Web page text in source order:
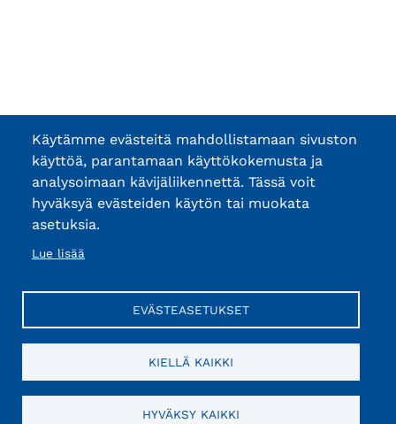
Käytämme evästeitä mahdollistamaan sivuston
käyttöä, parantamaan käyttökokemusta ja
analysoimaan kävijäliikennettä. Tässä voit
hyväksyä evästeiden käytön tai muokata
asetuksia.
Lue lisää
EVÄSTEASETUKSET
KIELLÄ KAIKKI
HYVÄKSY KAIKKI